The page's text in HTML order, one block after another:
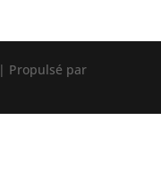
| Propulsé par